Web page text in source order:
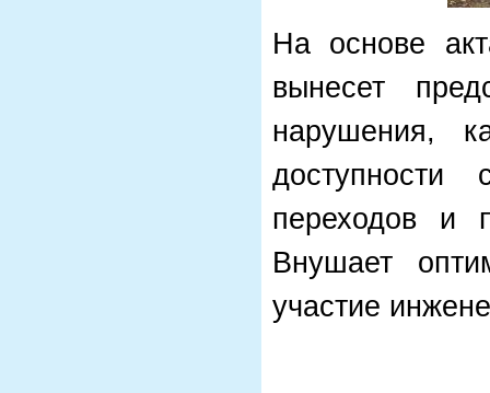
На основе
вынесет
нарушения,
доступности
переходов и
Внушает
участие